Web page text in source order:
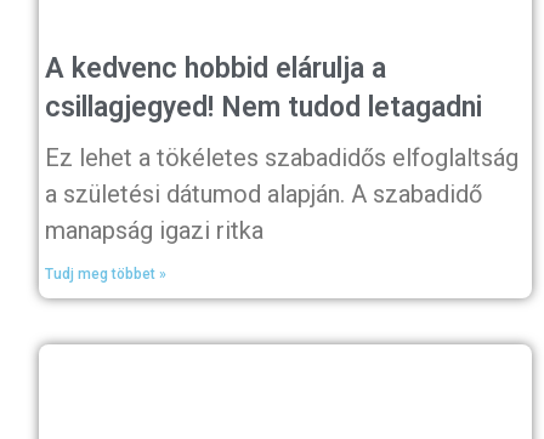
A kedvenc hobbid elárulja a
csillagjegyed! Nem tudod letagadni
Ez lehet a tökéletes szabadidős elfoglaltság
a születési dátumod alapján. A szabadidő
manapság igazi ritka
Tudj meg többet »